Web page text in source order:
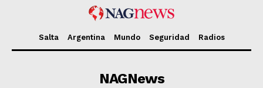
Salta Argentina Mundo Seguridad Radios
NAGNews